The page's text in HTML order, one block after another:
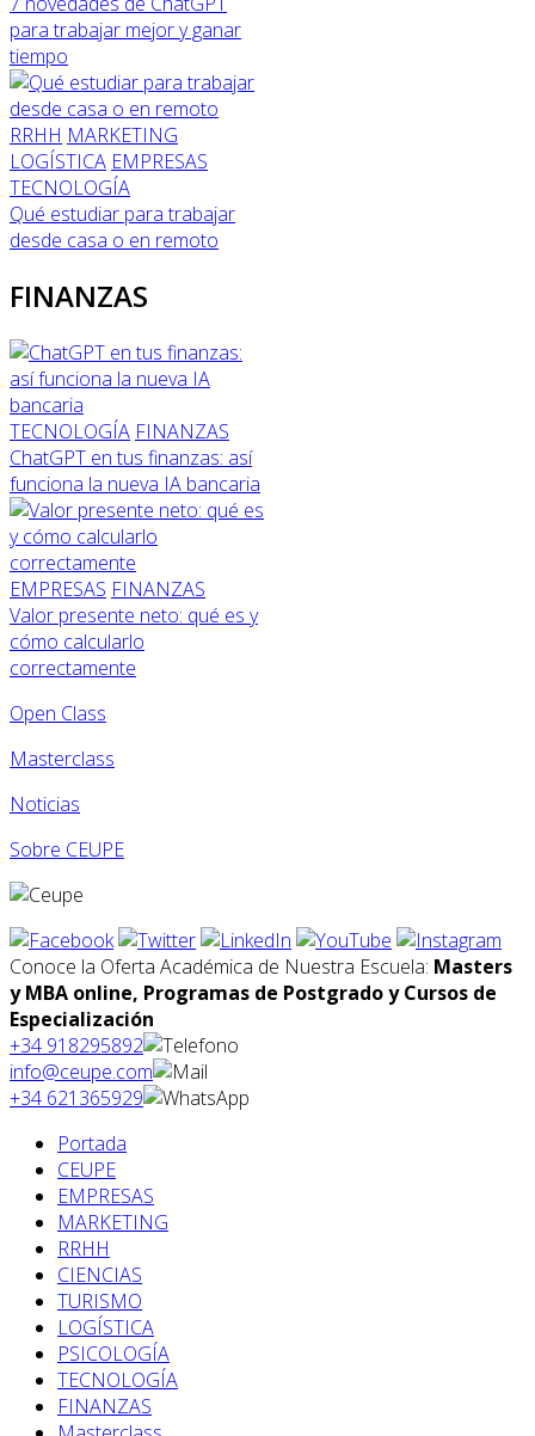
para trabajar mejor y ganar
tiempo
RRHH MARKETING
LOGÍSTICA EMPRESAS
TECNOLOGÍA
Qué estudiar para trabajar
desde casa o en remoto
FINANZAS
TECNOLOGÍA FINANZAS
ChatGPT en tus finanzas: así
funciona la nueva IA bancaria
EMPRESAS FINANZAS
Valor presente neto: qué es y
cómo calcularlo
correctamente
Open Class
Masterclass
Noticias
Sobre CEUPE
Conoce la Oferta Académica de Nuestra Escuela: Masters
y MBA online, Programas de Postgrado y Cursos de
Especialización
+34 918295892
info@ceupe.com
+34 621365929
Portada
CEUPE
EMPRESAS
MARKETING
RRHH
CIENCIAS
TURISMO
LOGÍSTICA
PSICOLOGÍA
TECNOLOGÍA
FINANZAS